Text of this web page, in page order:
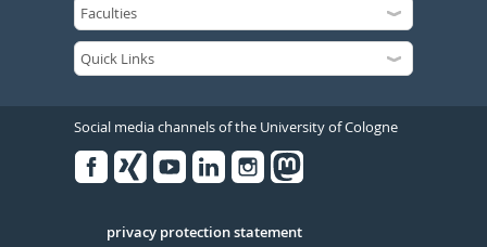
Social media channels of the University of Cologne
Serivce
privacy protection statement